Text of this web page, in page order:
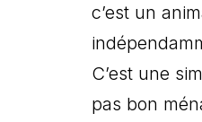
c’est un
C’est une
pas bon